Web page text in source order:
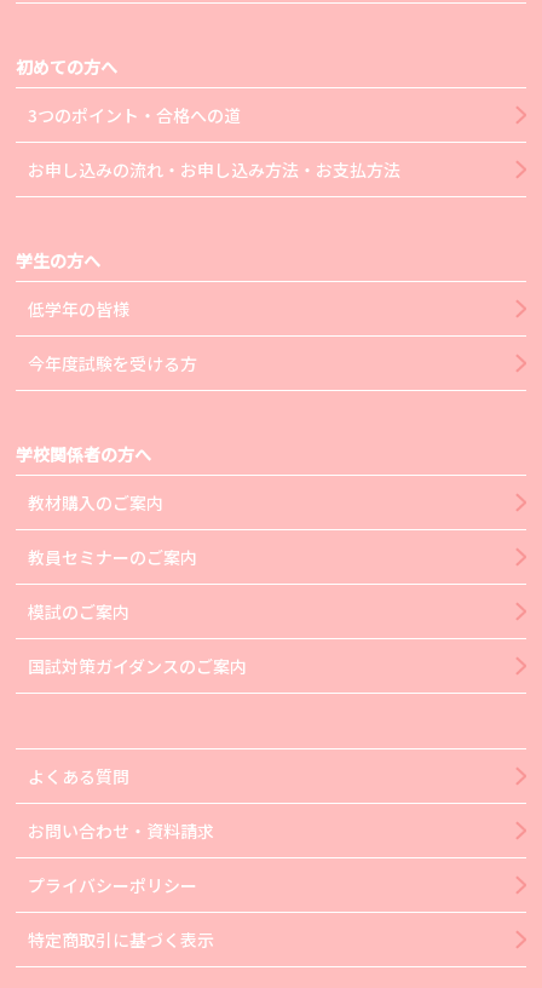
初めての方へ
3つのポイント・合格への道
お申し込みの流れ・お申し込み方法・お支払方法
学生の方へ
低学年の皆様
今年度試験を受ける方
学校関係者の方へ
教材購入のご案内
教員セミナーのご案内
模試のご案内
国試対策ガイダンスのご案内
よくある質問
お問い合わせ・資料請求
プライバシーポリシー
特定商取引に基づく表示